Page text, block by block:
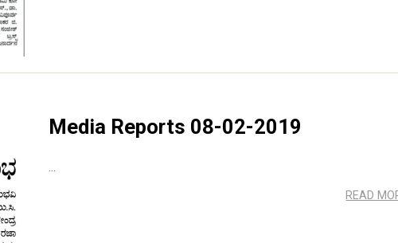
Media Reports 08-02-2019
...
READ